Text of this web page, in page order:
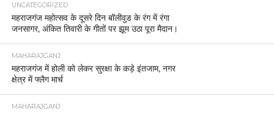
UNCATEGORIZED
महराजगंज महोत्सव के दूसरे दिन बॉलीवुड के रंग में रंगा
जनसागर, अंकित तिवारी के गीतों पर झूम उठा पूरा मैदान।
MAHARAJGANJ
महराजगंज में होली को लेकर सुरक्षा के कड़े इंतजाम, नगर
क्षेत्र में फ्लैग मार्च
MAHARAJGANJ